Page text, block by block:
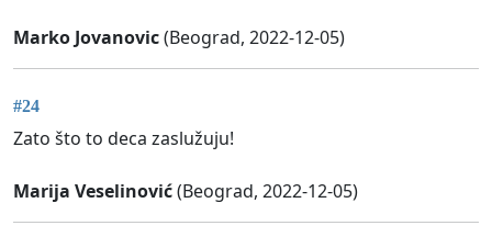
Marko Jovanovic(Beograd, 2022-12-05)
#24
Zato što to deca zaslužuju!
Marija Veselinović(Beograd, 2022-12-05)